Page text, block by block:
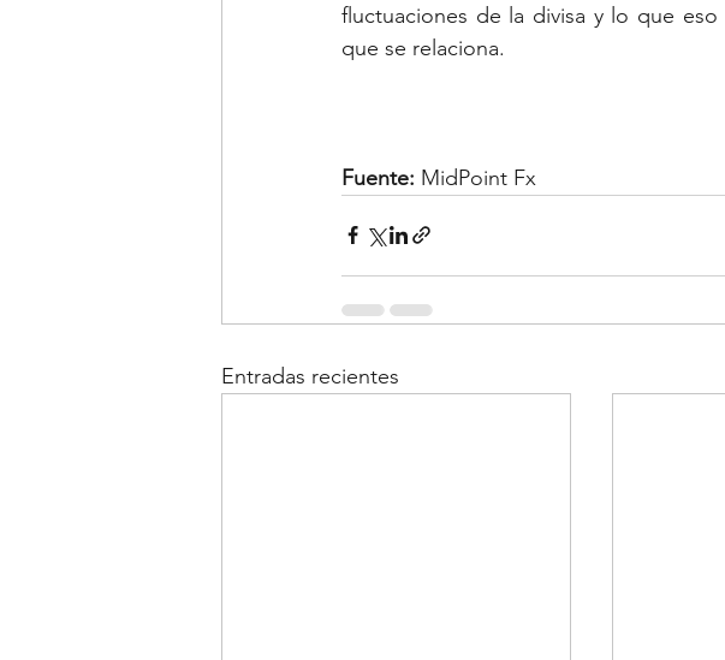
fluctuaciones de la divisa y lo que
que se relaciona.
Fuente: MidPoint Fx
Entradas recientes